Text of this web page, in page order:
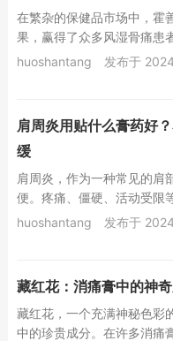
在繁杂的保健品市场中，霍
果，赢得了众多风湿骨痛患
于，它巧妙地融合了千年健
huoshantang 发布于
肩周炎用贴什么膏药好
缓
肩周炎，作为一种常见的肩
便。疼痛、僵硬、活动受限
还可能导致工作效率下降，
huoshantang 发布于
藏红花：消痛膏中的神
藏红花，一个充满神秘色彩
中的珍贵成分。在许多消痛